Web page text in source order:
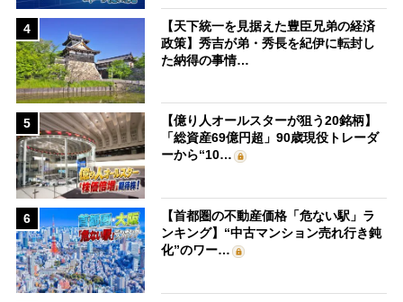
4
【天下統一を見据えた豊臣兄弟の経済
政策】秀吉が弟・秀長を紀伊に転封し
た納得の事情…
5
【億り人オールスターが狙う20銘柄】
「総資産69億円超」90歳現役トレーダ
ーから“10…
6
【首都圏の不動産価格「危ない駅」ラ
ンキング】“中古マンション売れ行き鈍
化”のワー…